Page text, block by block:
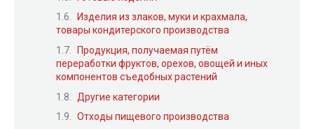
Изделия из злаков, муки и крахмала,
товары кондитерского производства
Продукция, получаемая путём
переработки фруктов, орехов, овощей и иных
компонентов съедобных растений
Другие категории
Отходы пищевого производства